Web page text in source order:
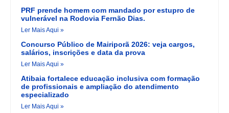
PRF prende homem com mandado por estupro de
vulnerável na Rodovia Fernão Dias.
Ler Mais Aqui »
Concurso Público de Mairiporã 2026: veja cargos,
salários, inscrições e data da prova
Ler Mais Aqui »
Atibaia fortalece educação inclusiva com formação
de profissionais e ampliação do atendimento
especializado
Ler Mais Aqui »